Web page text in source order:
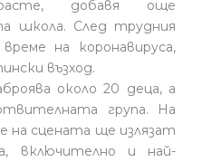
добавя още
школа. След трудния
на коронавируса,
възход.
около 20 деца, а
група. На
на сцената ще излязат
включително и най-